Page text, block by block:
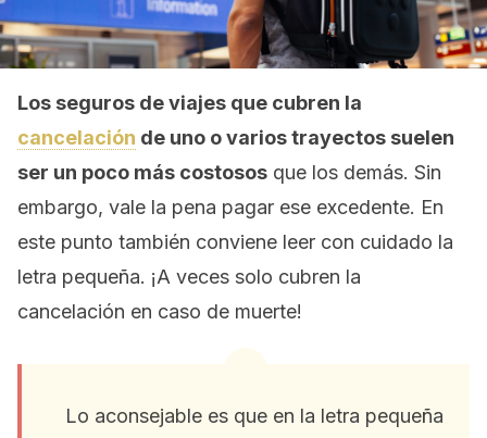
Los seguros de viajes que cubren la
cancelación de uno o varios trayectos suelen
ser un poco más costosos que los demás. Sin
embargo, vale la pena pagar ese excedente. En
este punto también conviene leer con cuidado la
letra pequeña. ¡A veces solo cubren la
cancelación en caso de muerte!
Lo aconsejable es que en la letra pequeña